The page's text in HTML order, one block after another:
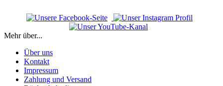
Mehr über...
Über uns
Kontakt
Impressum
Zahlung und Versand